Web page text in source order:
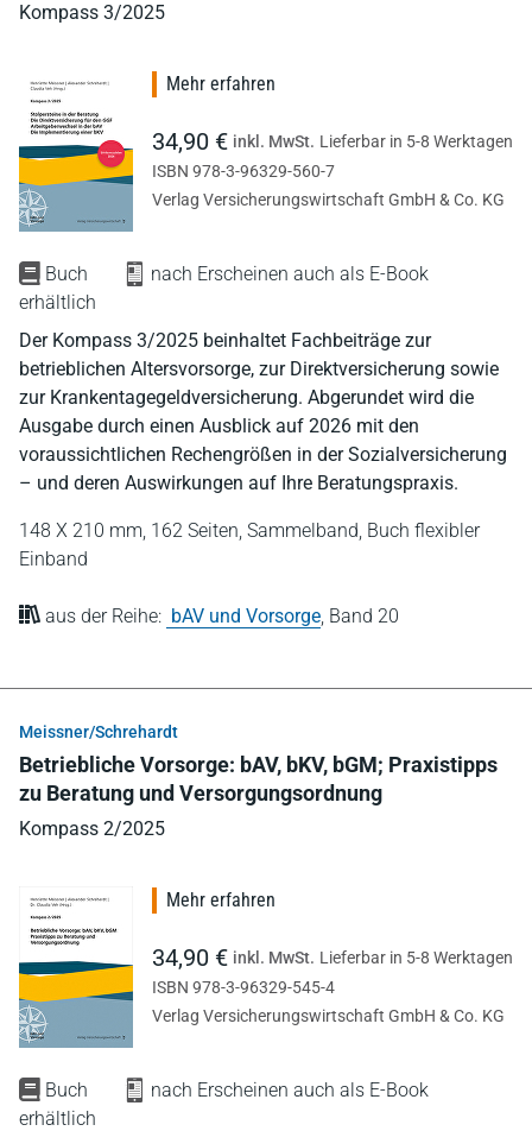
Kompass 3/2025
Buch
nach Erscheinen auch als E-Book
erhältlich
Der Kompass 3/2025 beinhaltet Fachbeiträge zur
betrieblichen Altersvorsorge, zur Direktversicherung sowie
zur Krankentagegeldversicherung. Abgerundet wird die
Ausgabe durch einen Ausblick auf 2026 mit den
voraussichtlichen Rechengrößen in der Sozialversicherung
– und deren Auswirkungen auf Ihre Beratungspraxis.
148 X 210 mm, 162 Seiten, Sammelband, Buch flexibler
Einband
aus der Reihe: bAV und Vorsorge Band 20
Mehr erfahren
34,90 € inkl. MwSt. Lieferbar in 5-8 Werktagen
ISBN 978-3-96329-560-7
Verlag Versicherungswirtschaft GmbH & Co. KG
Meissner/Schrehardt
Betriebliche Vorsorge: bAV, bKV, bGM; Praxistipps
zu Beratung und Versorgungsordnung
Kompass 2/2025
Buch
nach Erscheinen auch als E-Book
erhältlich
Mehr erfahren
34,90 € inkl. MwSt. Lieferbar in 5-8 Werktagen
ISBN 978-3-96329-545-4
Verlag Versicherungswirtschaft GmbH & Co. KG